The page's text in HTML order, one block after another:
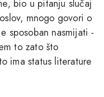
bio u pitanju slučaj
mnogo govori o
sposoban nasmijati -
to zato što
ima status literature